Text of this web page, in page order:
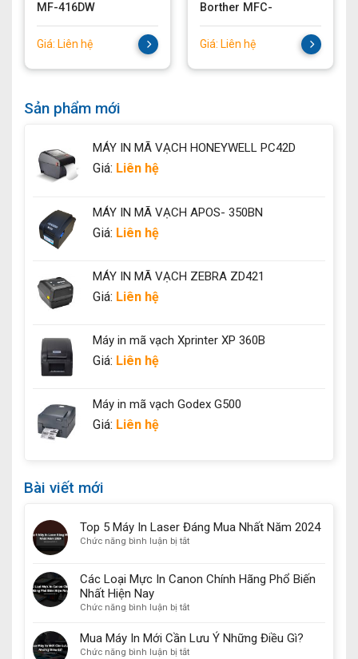
MF-416DW
Giá: Liên hệ
Borther MFC-
L3750CDW
Giá: Liên hệ
Sản phẩm mới
MÁY IN MÃ VẠCH HONEYWELL PC42D
Giá: Liên hệ
MÁY IN MÃ VẠCH APOS- 350BN
Giá: Liên hệ
MÁY IN MÃ VẠCH ZEBRA ZD421
Giá: Liên hệ
Máy in mã vạch Xprinter XP 360B
Giá: Liên hệ
Máy in mã vạch Godex G500
Giá: Liên hệ
Bài viết mới
Top 5 Máy In Laser Đáng Mua Nhất Năm 2024
Chức năng bình luận bị tắtở
Máy
Laser
Mua
Nhất
Các Loại Mực In Canon Chính Hãng Phổ Biến
Nhất Hiện Nay
Chức năng bình luận bị tắtở
Loại
Mua Máy In Mới Cần Lưu Ý Những Điều Gì?
Chức năng bình luận bị tắtở